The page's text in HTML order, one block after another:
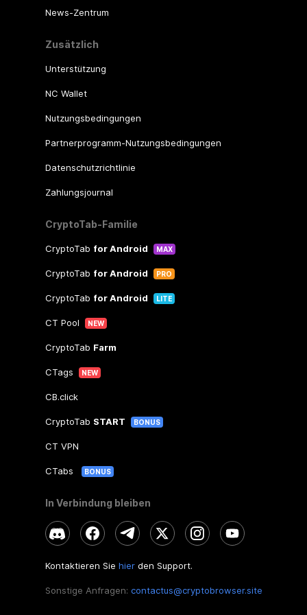
News-Zentrum
Zusätzlich
Unterstützung
NC Wallet
Nutzungsbedingungen
Partnerprogramm-Nutzungsbedingungen
Datenschutzrichtlinie
Zahlungsjournal
CryptoTab-Familie
CryptoTab for Android MAX
CryptoTab for Android PRO
CryptoTab for Android LITE
CT Pool NEW
CryptoTab Farm
CTags NEW
CB.click
CryptoTab START BONUS
CT VPN
CTabs BONUS
In Verbindung bleiben
Kontaktieren Sie hierden Support.
Sonstige Anfragen: contactus@cryptobrowser.site